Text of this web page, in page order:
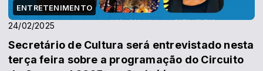
ENTRETENIMENTO
24/02/2025
Secretário de Cultura será entrevistado nesta
terça feira sobre a programação do Circuito